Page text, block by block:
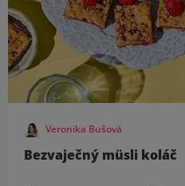
Veronika Bušová
Bezvaječný müsli koláč